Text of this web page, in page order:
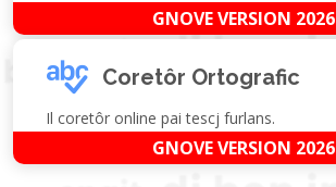
GNOVE VERSION 2026
Coretôr Ortografic
Il coretôr online pai tescj furlans.
GNOVE VERSION 2026